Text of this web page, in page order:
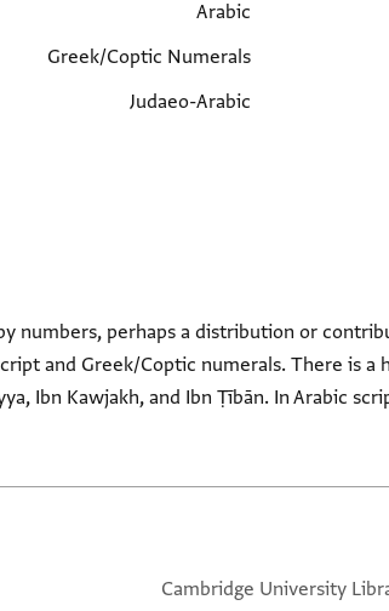
Arabic
Greek/Coptic Numerals
Judaeo-Arabic
numbers, perhaps a distribution or
and Greek/Coptic numerals. There is
Ibn Kawjakh, and Ibn Ṭībān. In Arabic
Cambridge University